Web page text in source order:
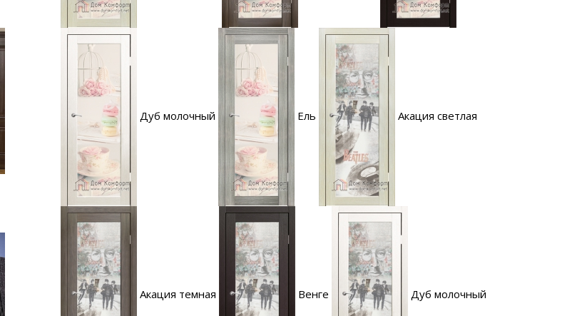
Дуб молочный Ель Акация светлая
Акация темная Венге Дуб молочный